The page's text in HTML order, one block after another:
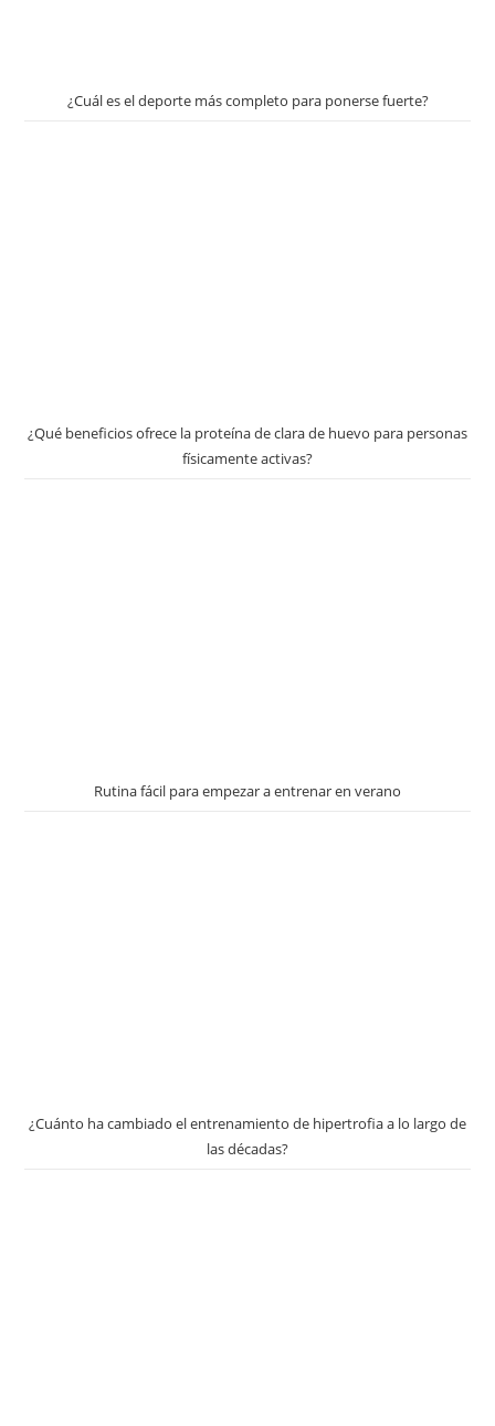
¿Cuál es el deporte más completo para ponerse fuerte?
¿Qué beneficios ofrece la proteína de clara de huevo para personas
físicamente activas?
Rutina fácil para empezar a entrenar en verano
¿Cuánto ha cambiado el entrenamiento de hipertrofia a lo largo de
las décadas?